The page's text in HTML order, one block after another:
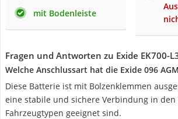
mit Bodenleiste
Fragen und Antworten zu Exide EK700-
Welche Anschlussart hat die Exide 096
Diese Batterie ist mit Bolzenklemmen
eine stabile und sichere Verbindung in den
Fahrzeugtypen geeignet sind.